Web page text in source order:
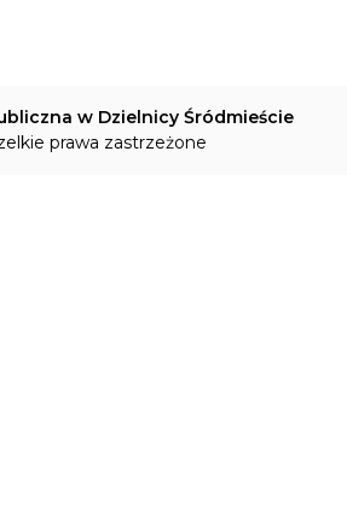
w Dzielnicy Śródmieście
prawa zastrzeżone